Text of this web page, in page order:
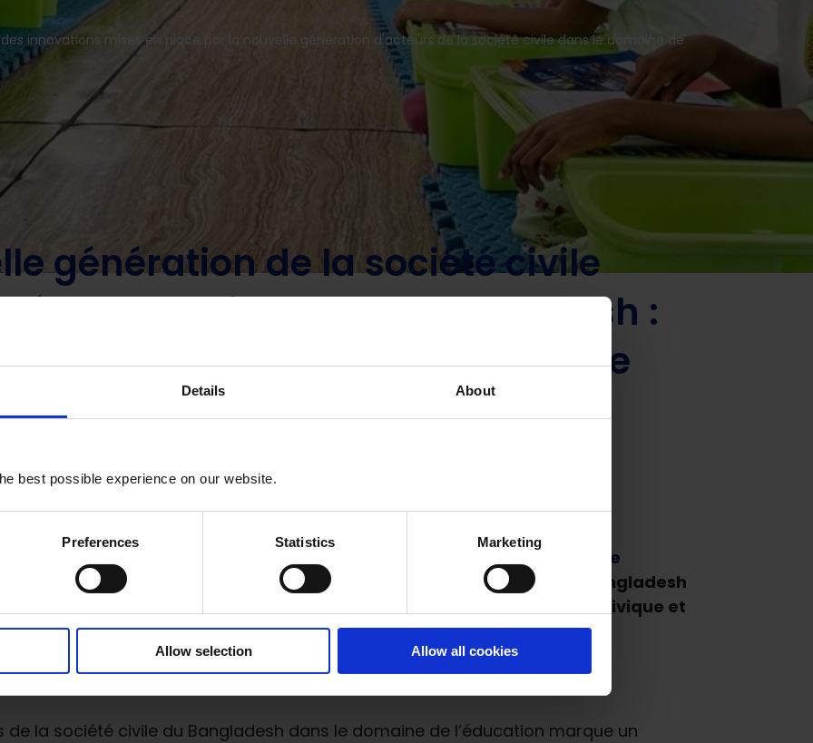
Details About
best possible experience on our website.
Preferences Statistics Marketing
Allow selection Allow all cookies
innovations mises en place par la nouvelle génération d'acteurs de la société civile dans le domaine de
de la société civile éducative dirigée par des jeunes au Bangladesh : perspectives de revitalisation de la réforme
génération de la société civile
par des jeunes au Bangladesh :
de revitalisation de la réforme de
l’éducation
Research Center
a produit une
de cas d’une nouvelle génération d’acteurs de la société civile au Bangladesh
dernières années, dans un contexte de rétrécissement de l’espace civique et
de la société civile du Bangladesh dans le domaine de l’éducation marque un